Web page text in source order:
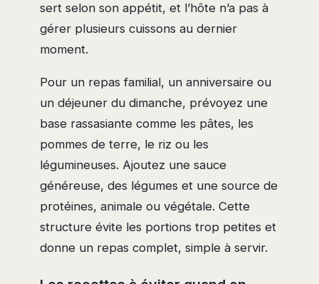
sert selon son appétit, et l’hôte n’a pas à
gérer plusieurs cuissons au dernier
moment.
Pour un repas familial, un anniversaire ou
un déjeuner du dimanche, prévoyez une
base rassasiante comme les pâtes, les
pommes de terre, le riz ou les
légumineuses. Ajoutez une sauce
généreuse, des légumes et une source de
protéines, animale ou végétale. Cette
structure évite les portions trop petites et
donne un repas complet, simple à servir.